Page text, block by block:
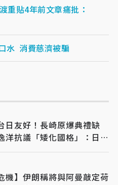
貼4年前文章痛批：
水 消費慈濟被騙
日友好！長崎原爆典禮缺
抗議「矮化國格」：日媒
殊安排
機】伊朗稱將與阿曼敲定荷